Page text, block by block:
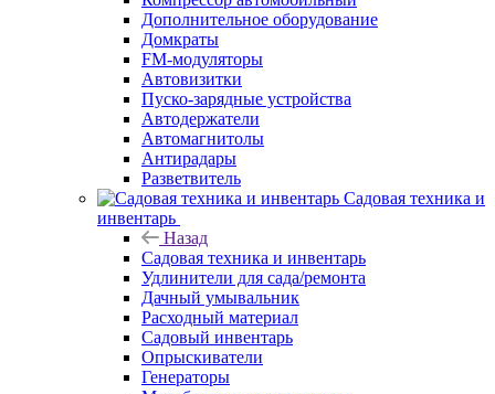
Дополнительное оборудование
Домкраты
FM-модуляторы
Автовизитки
Пуско-зарядные устройства
Автодержатели
Автомагнитолы
Антирадары
Разветвитель
Садовая техника и
инвентарь
Назад
Садовая техника и инвентарь
Удлинители для сада/ремонта
Дачный умывальник
Расходный материал
Садовый инвентарь
Опрыскиватели
Генераторы